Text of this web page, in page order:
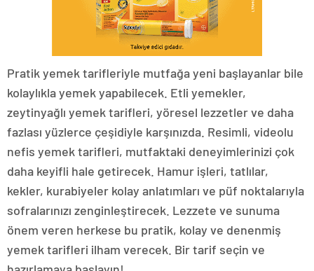
Pratik yemek tarifleriyle mutfağa yeni başlayanlar bile
kolaylıkla yemek yapabilecek. Etli yemekler,
zeytinyağlı yemek tarifleri, yöresel lezzetler ve daha
fazlası yüzlerce çeşidiyle karşınızda. Resimli, videolu
nefis yemek tarifleri, mutfaktaki deneyimlerinizi çok
daha keyifli hale getirecek. Hamur işleri, tatlılar,
kekler, kurabiyeler kolay anlatımları ve püf noktalarıyla
sofralarınızı zenginleştirecek. Lezzete ve sunuma
önem veren herkese bu pratik, kolay ve denenmiş
yemek tarifleri ilham verecek. Bir tarif seçin ve